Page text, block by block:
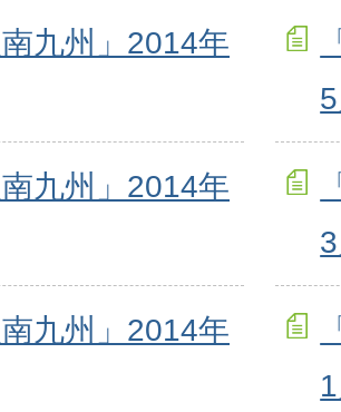
南九州」2014年
南九州」2014年
南九州」2014年